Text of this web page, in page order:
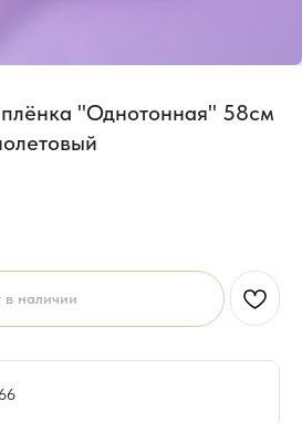
"Однотонная" 58см
в наличии